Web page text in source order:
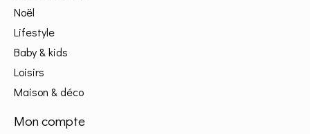
Noël
Lifestyle
Baby & kids
Loisirs
Maison & déco
Mon compte